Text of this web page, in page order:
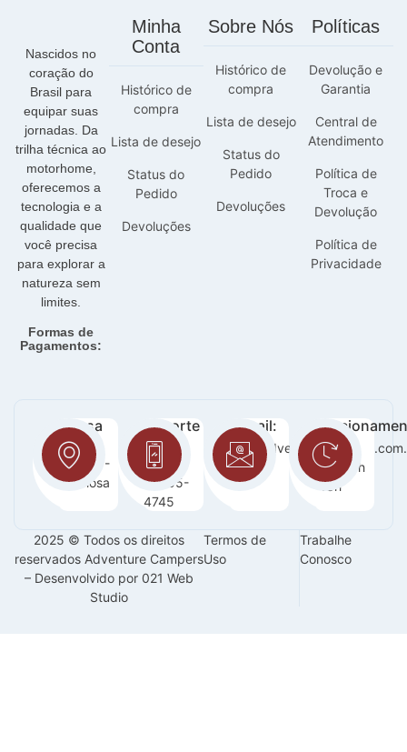
Nascidos no
coração do
Brasil para
equipar suas
jornadas. Da
trilha técnica ao
motorhome,
oferecemos a
tecnologia e a
qualidade que
você precisa
para explorar a
natureza sem
limites.
Formas de
Pagamentos:
Minha
Conta
Histórico de
compra
Lista de desejo
Status do
Pedido
Devoluções
Sobre Nós
Histórico de
compra
Lista de desejo
Status do
Pedido
Devoluções
Políticas
Devolução e
Garantia
Central de
Atendimento
Política de
Troca e
Devolução
Política de
Privacidade
Nossa
loja:
Orla 14 -
Graciosa
Suporte
:
63
99255-
4745
E-mail:
Seg -
Sab / 8h
-18h
2025 © Todos os direitos
reservados Adventure Campers
– Desenvolvido por 021 Web
Studio
Termos de
Uso
Trabalhe
Conosco